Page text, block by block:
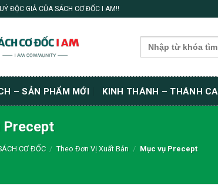
ĐỘC GIẢ CỦA SÁCH CƠ ĐỐC I AM!!
Search
for:
– SẢN PHẨM MỚI KINH THÁNH – THÁNH CA
Precept
CƠ ĐỐC / Theo Đơn Vị Xuất Bản / Mục vụ Precept